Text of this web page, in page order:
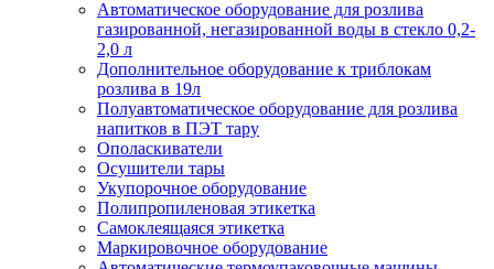
Автоматическое оборудование для розлива
газированной, негазированной воды в стекло 0,2-
2,0 л
Дополнительное оборудование к триблокам
розлива в 19л
Полуавтоматическое оборудование для розлива
напитков в ПЭТ тару
Ополаскиватели
Осушители тары
Укупорочное оборудование
Полипропиленовая этикетка
Самоклеящаяся этикетка
Маркировочное оборудование